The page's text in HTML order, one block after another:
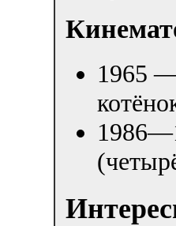
1965